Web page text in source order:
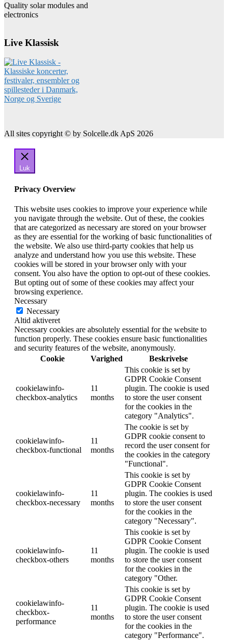
Quality solar modules and
electronics
Live Klassisk
All sites copyright © by Solcelle.dk ApS 2026
Luk
Privacy Overview
This website uses cookies to improve your experience while
you navigate through the website. Out of these, the cookies
that are categorized as necessary are stored on your browser
as they are essential for the working of basic functionalities of
the website. We also use third-party cookies that help us
analyze and understand how you use this website. These
cookies will be stored in your browser only with your
consent. You also have the option to opt-out of these cookies.
But opting out of some of these cookies may affect your
browsing experience.
Necessary
Necessary
Altid aktiveret
Necessary cookies are absolutely essential for the website to
function properly. These cookies ensure basic functionalities
and security features of the website, anonymously.
Cookie
Varighed Beskrivelse
cookielawinfo-
checkbox-analytics
11
months
This cookie is set by
GDPR Cookie Consent
plugin. The cookie is used
to store the user consent
for the cookies in the
category "Analytics".
cookielawinfo-
checkbox-functional
11
months
The cookie is set by
GDPR cookie consent to
record the user consent for
the cookies in the category
"Functional".
cookielawinfo-
checkbox-necessary
11
months
This cookie is set by
GDPR Cookie Consent
plugin. The cookies is used
to store the user consent
for the cookies in the
category "Necessary".
cookielawinfo-
checkbox-others
11
months
This cookie is set by
GDPR Cookie Consent
plugin. The cookie is used
to store the user consent
for the cookies in the
category "Other.
cookielawinfo-
checkbox-
performance
11
months
This cookie is set by
GDPR Cookie Consent
plugin. The cookie is used
to store the user consent
for the cookies in the
category "Performance".